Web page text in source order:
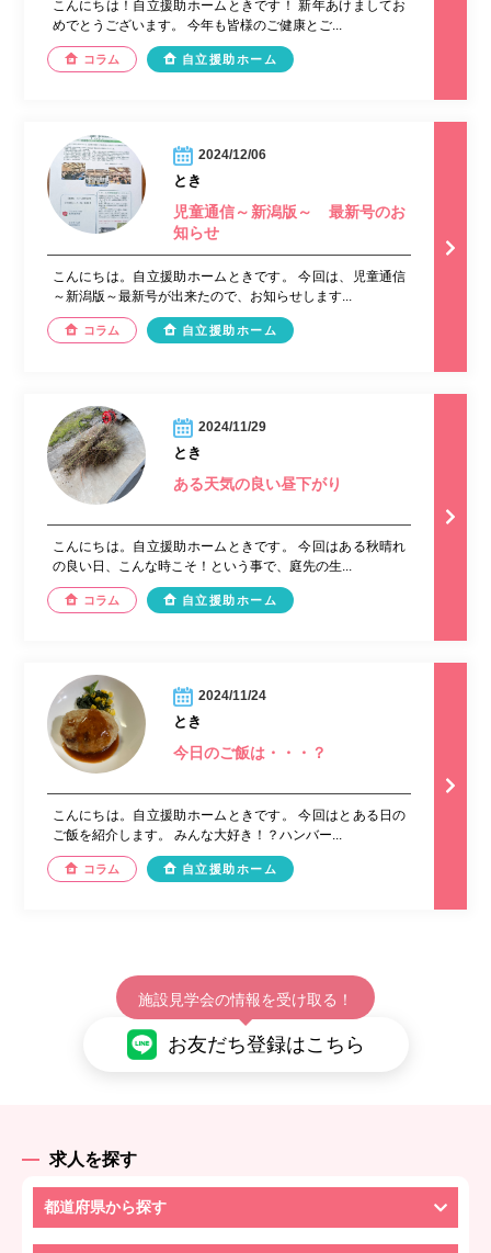
こんにちは！自立援助ホームときです！ 新年あけましてお
めでとうございます。 今年も皆様のご健康とご...
コラム 自立援助ホーム
2024/12/06
とき
児童通信～新潟版～ 最新号のお
知らせ
こんにちは。自立援助ホームときです。 今回は、児童通信
～新潟版～最新号が出来たので、お知らせします...
コラム 自立援助ホーム
2024/11/29
とき
ある天気の良い昼下がり
こんにちは。自立援助ホームときです。 今回はある秋晴れ
の良い日、こんな時こそ！という事で、庭先の生...
コラム 自立援助ホーム
2024/11/24
とき
今日のご飯は・・・？
こんにちは。自立援助ホームときです。 今回はとある日の
ご飯を紹介します。 みんな大好き！？ハンバー...
コラム 自立援助ホーム
施設見学会の情報を受け取る！
お友だち登録はこちら
求人を探す
都道府県から探す